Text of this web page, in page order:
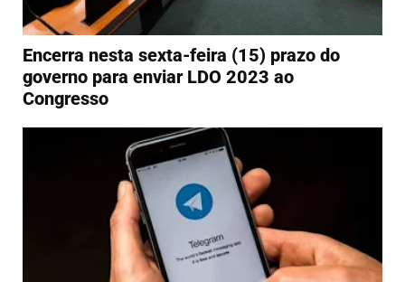
Encerra nesta sexta-feira (15) prazo do
governo para enviar LDO 2023 ao
Congresso